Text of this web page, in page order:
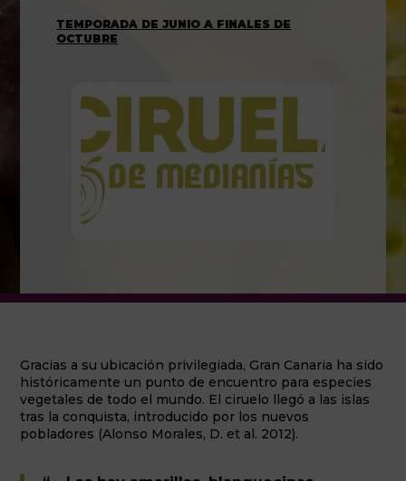
TEMPORADA DE JUNIO A FINALES DE
OCTUBRE
Gracias a su ubicación privilegiada, Gran Canaria ha sido
históricamente un punto de encuentro para especies
vegetales de todo el mundo. El ciruelo llegó a las islas
tras la conquista, introducido por los nuevos
pobladores (Alonso Morales, D. et al. 2012).